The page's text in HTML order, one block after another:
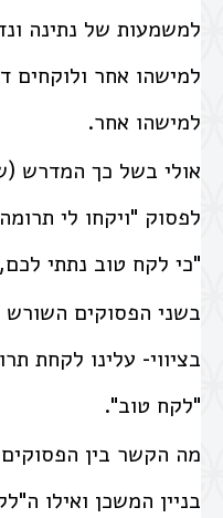
למשמעות של נתינה
למישהו אחר ולוקחים
למישהו אחר.
אולי בשל כך המדרש
לפסוק "ויקחו לי
"כי לקח טוב נתתי לכם,
בשני הפסוקים השורש
בציווי- עלינו לקחת
"לקח טוב".
מה הקשר בין
בניין המשכן ואילו